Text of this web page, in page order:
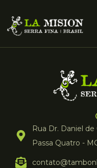
Rua Dr. Daniel de
Passa Quatro -